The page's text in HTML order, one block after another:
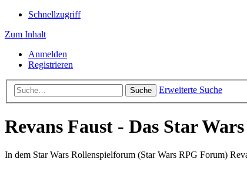
Schnellzugriff
Zum Inhalt
Anmelden
Registrieren
Suche Erweiterte Suche
Revans Faust - Das Star
In dem Star Wars Rollenspielforum (Star Wars RPG Forum)